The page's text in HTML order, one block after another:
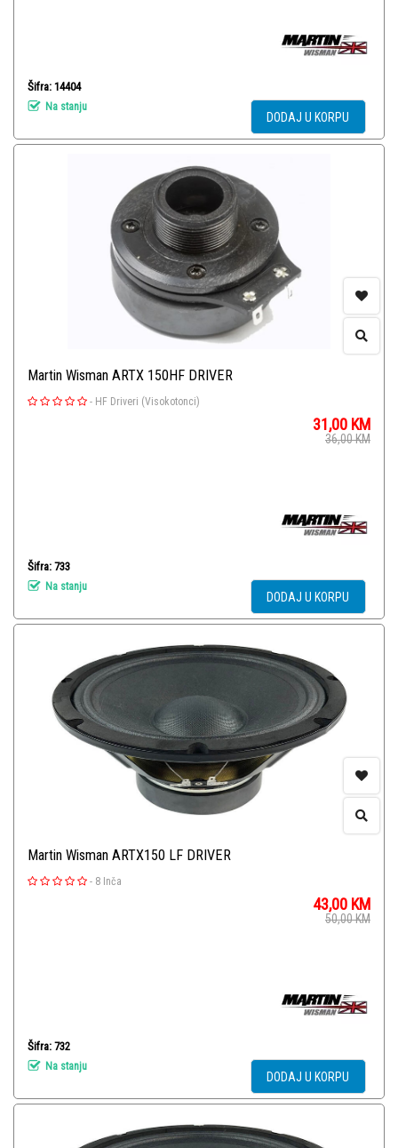
Šifra: 14404
Na stanju
DODAJ U KORPU
Martin Wisman ARTX 150HF DRIVER
- HF Driveri (Visokotonci)
31,00 KM
36,00KM
Šifra: 733
Na stanju
DODAJ U KORPU
Martin Wisman ARTX150 LF DRIVER
- 8 Inča
43,00 KM
50,00KM
Šifra: 732
Na stanju
DODAJ U KORPU